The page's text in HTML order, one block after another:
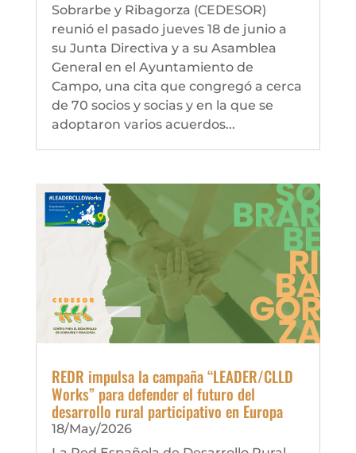
Sobrarbe y Ribagorza (CEDESOR)
reunió el pasado jueves 18 de junio a
su Junta Directiva y a su Asamblea
General en el Ayuntamiento de
Campo, una cita que congregó a cerca
de 70 socios y socias y en la que se
adoptaron varios acuerdos...
REDR impulsa la campaña “LEADER/CLLD
Works” para defender el futuro del
desarrollo rural participativo en Europa
18/May/2026